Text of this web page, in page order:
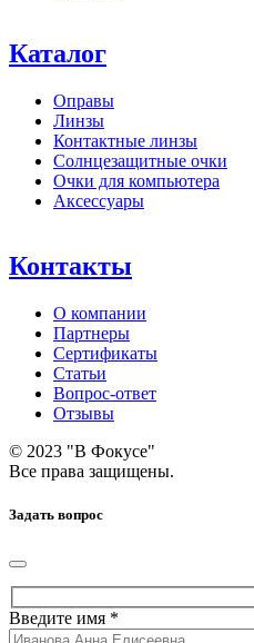
Каталог
Оправы
Линзы
Контактные линзы
Солнцезащитные очки
Очки для компьютера
Аксессуары
Контакты
О компании
Партнеры
Сертификаты
Статьи
Вопрос-ответ
Отзывы
© 2023 "В Фокусе"
Все права защищены.
Задать вопрос
Введите имя *